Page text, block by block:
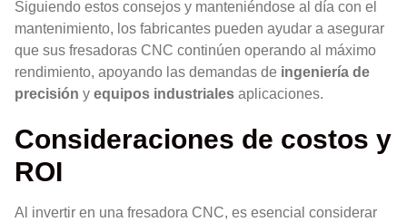
Siguiendo estos consejos y manteniéndose al día con el
mantenimiento, los fabricantes pueden ayudar a asegurar
que sus fresadoras CNC continúen operando al máximo
rendimiento, apoyando las demandas de ingeniería de
precisión y equipos industriales aplicaciones.
Consideraciones de costos y
ROI
Al invertir en una fresadora CNC, es esencial considerar